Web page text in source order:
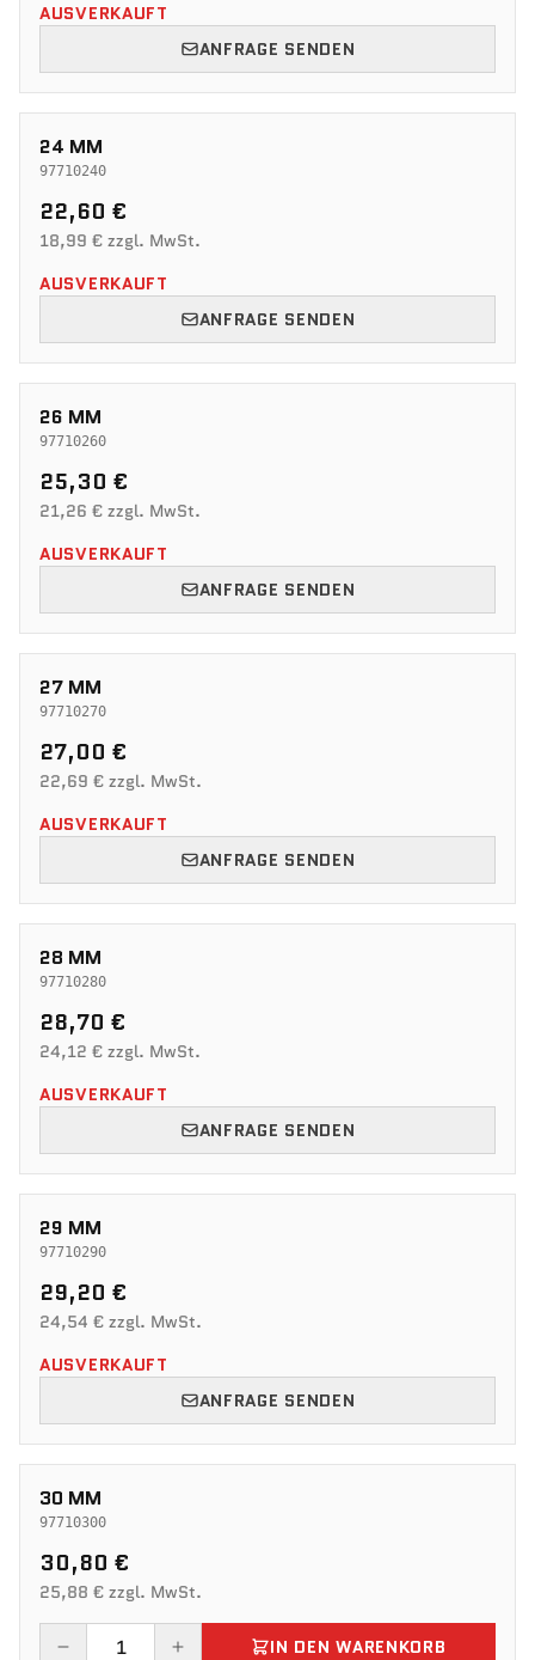
AUSVERKAUFT
ANFRAGE SENDEN
24 MM
97710240
22,60 €
18,99 € zzgl. MwSt.
AUSVERKAUFT
ANFRAGE SENDEN
26 MM
97710260
25,30 €
21,26 € zzgl. MwSt.
AUSVERKAUFT
ANFRAGE SENDEN
27 MM
97710270
27,00 €
22,69 € zzgl. MwSt.
AUSVERKAUFT
ANFRAGE SENDEN
28 MM
97710280
28,70 €
24,12 € zzgl. MwSt.
AUSVERKAUFT
ANFRAGE SENDEN
29 MM
97710290
29,20 €
24,54 € zzgl. MwSt.
AUSVERKAUFT
ANFRAGE SENDEN
30 MM
97710300
30,80 €
25,88 € zzgl. MwSt.
IN DEN WARENKORB